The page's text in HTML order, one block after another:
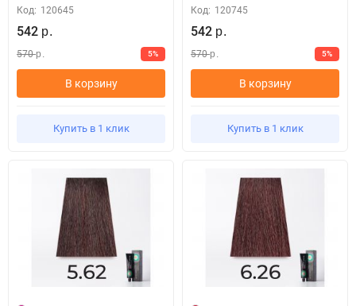
Код: 120645
542 р.
570р. 5%
В корзину
Купить в 1 клик
Код: 120745
542 р.
570р. 5%
В корзину
Купить в 1 клик